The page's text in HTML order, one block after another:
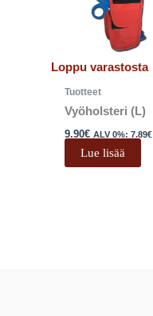
Loppu varastosta
Tuotteet
Vyöholsteri (L)
9.90€ ALV 0%:7.89€
Lue lisää